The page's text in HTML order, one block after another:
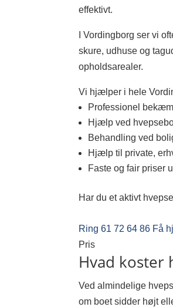
effektivt.
I Vordingborg ser vi
skure, udhuse og
opholdsarealer.
Vi hjælper i hele
Professionel
Hjælp ved
Behandling ved
Hjælp til private,
Faste og fair priser
Har du et aktivt
Ring 61 72 64 86 Få
Pris
Hvad koster
Ved almindelige
om boet sidder højt